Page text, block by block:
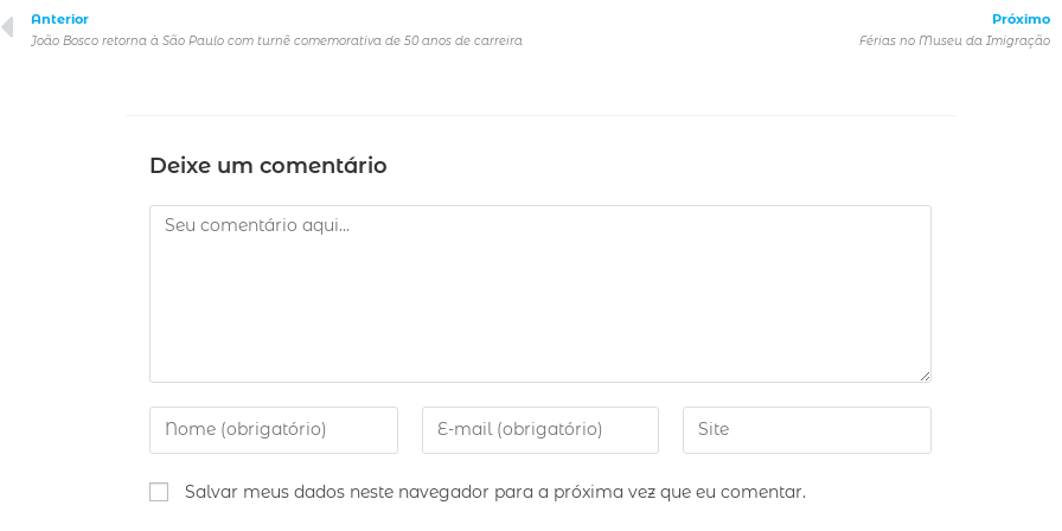
Anterior
João Bosco retorna à São Paulo com turnê comemorativa de 50 anos de carreira
Próximo
Férias no Museu da Imigração
Deixe um comentário
Salvar meus dados neste navegador para a próxima vez que eu comentar.